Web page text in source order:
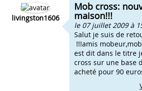
livingston1606
Mob cross:
maison!!!
le 07 juillet 2009 à
Salut je suis de
!!!amis
est dit dans le titre
cross sur une base
acheté pour 90